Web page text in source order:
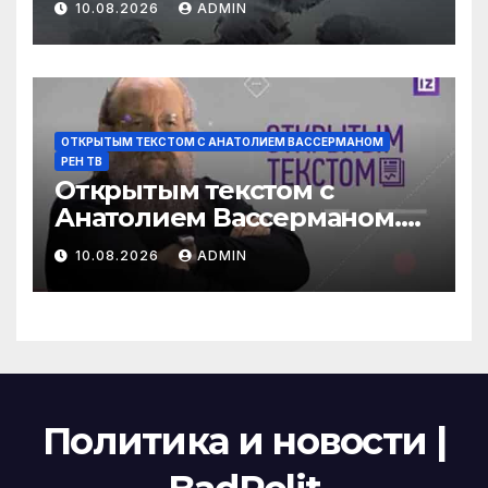
Усольцевых (09.08.2026)
10.08.2026 ADMIN
ОТКРЫТЫМ ТЕКСТОМ С АНАТОЛИЕМ ВАССЕРМАНОМ
РЕН ТВ
Открытым текстом с
Анатолием Вассерманом.
Выпуск от 09.08.2026
10.08.2026 ADMIN
Политика и новости |